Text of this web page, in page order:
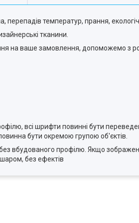
перепадів температур, прання,
тканини.
на ваше замовлення, допоможемо з
всі шрифти повинні бути
бути окремою групою об'єктів.
вбудованого профілю. Якщо
без ефектів